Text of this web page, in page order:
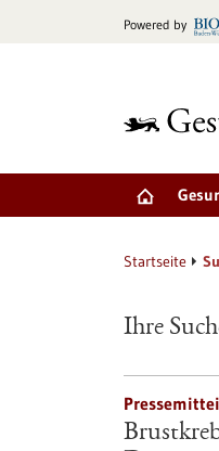
Powered by
Startseite
Ihre